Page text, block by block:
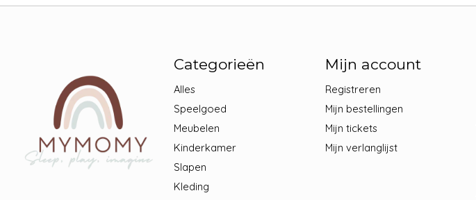
Categorieën
Alles
Speelgoed
Meubelen
Kinderkamer
Slapen
Kleding
Mijn account
Registreren
Mijn bestellingen
Mijn tickets
Mijn verlanglijst